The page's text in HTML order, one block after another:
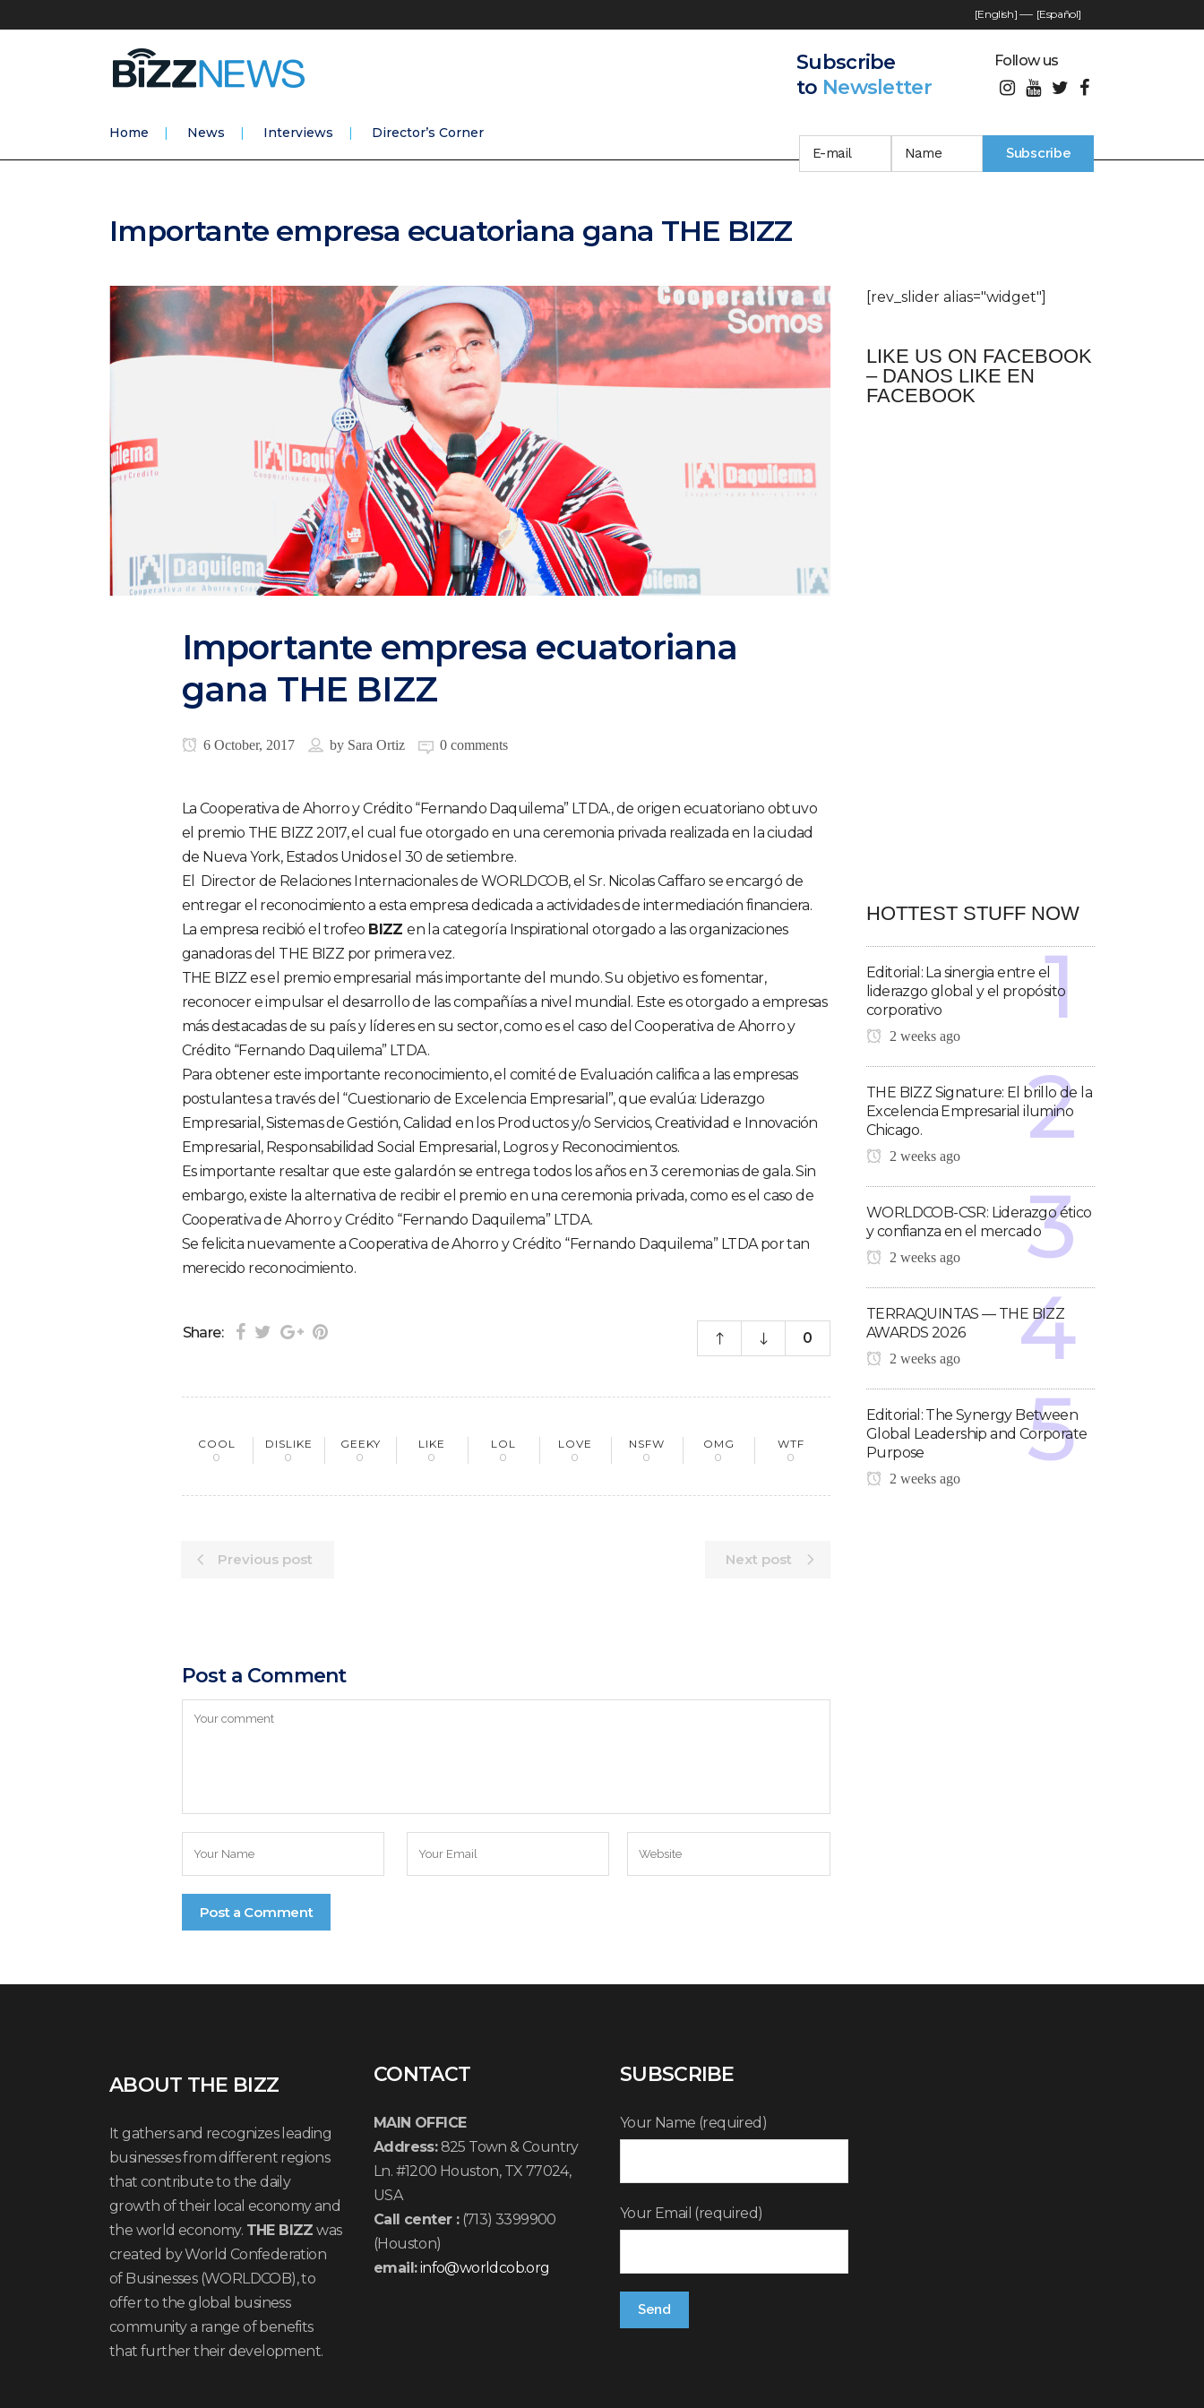
[English] —- [Español]
Subscribe
to Newsletter
Follow us
Home News Interviews Director’s Corner
Importante empresa ecuatoriana gana THE BIZZ
Importante empresa ecuatoriana
gana THE BIZZ
6 October, 2017 by Sara Ortiz 0 comments
La Cooperativa de Ahorro y Crédito “Fernando Daquilema” LTDA., de origen ecuatoriano obtuvo
el premio THE BIZZ 2017, el cual fue otorgado en una ceremonia privada realizada en la ciudad
de Nueva York, Estados Unidos el 30 de setiembre.
El Director de Relaciones Internacionales de WORLDCOB, el Sr. Nicolas Caffaro se encargó de
entregar el reconocimiento a esta empresa dedicada a actividades de intermediación financiera.
La empresa recibió el trofeo BIZZen la categoría Inspirational otorgado a las organizaciones
ganadoras del THE BIZZ por primera vez.
THE BIZZ es el premio empresarial más importante del mundo. Su objetivo es fomentar,
reconocer e impulsar el desarrollo de las compañías a nivel mundial. Este es otorgado a empresas
más destacadas de su país y líderes en su sector, como es el caso del Cooperativa de Ahorro y
Crédito “Fernando Daquilema” LTDA.
Para obtener este importante reconocimiento, el comité de Evaluación califica a las empresas
postulantes a través del “Cuestionario de Excelencia Empresarial”, que evalúa: Liderazgo
Empresarial, Sistemas de Gestión, Calidad en los Productos y/o Servicios, Creatividad e Innovación
Empresarial, Responsabilidad Social Empresarial, Logros y Reconocimientos.
Es importante resaltar que este galardón se entrega todos los años en 3 ceremonias de gala. Sin
embargo, existe la alternativa de recibir el premio en una ceremonia privada, como es el caso de
Cooperativa de Ahorro y Crédito “Fernando Daquilema” LTDA.
Se felicita nuevamente a Cooperativa de Ahorro y Crédito “Fernando Daquilema” LTDA por tan
merecido reconocimiento.
Share: 0
COOL
0
DISLIKE
0
GEEKY
0
LIKE
0
LOL
0
LOVE
0
NSFW
0
OMG
0
WTF
0
Previous post Next post
Post a Comment
[rev_slider alias="widget"]
LIKE US ON FACEBOOK
– DANOS LIKE EN
FACEBOOK
HOTTEST STUFF NOW
Editorial: La sinergia entre el
liderazgo global y el propósito
corporativo
2 weeks ago
THE BIZZ Signature: El brillo de la
Excelencia Empresarial ilumino
Chicago.
2 weeks ago
WORLDCOB-CSR: Liderazgo ético
y confianza en el mercado
2 weeks ago
TERRAQUINTAS — THE BIZZ
AWARDS 2026
2 weeks ago
Editorial: The Synergy Between
Global Leadership and Corporate
Purpose
2 weeks ago
ABOUT THE BIZZ
It gathers and recognizes leading
businesses from different regions
that contribute to the daily
growth of their local economy and
the world economy. THE BIZZ was
created by World Confederation
of Businesses (WORLDCOB), to
offer to the global business
community a range of benefits
that further their development.
CONTACT
MAIN OFFICE
Address:825 Town & Country
Ln. #1200 Houston, TX 77024,
USA
Call center :(713) 3399900
(Houston)
email:info@worldcob.org
SUBSCRIBE
Your Name (required)
Your Email (required)